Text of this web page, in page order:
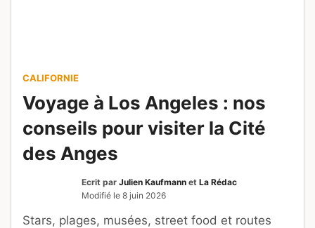
CALIFORNIE
Voyage à Los Angeles : nos
conseils pour visiter la Cité
des Anges
Ecrit par Julien Kaufmann et La Rédac
Modifié le 8 juin 2026
Stars, plages, musées, street food et routes